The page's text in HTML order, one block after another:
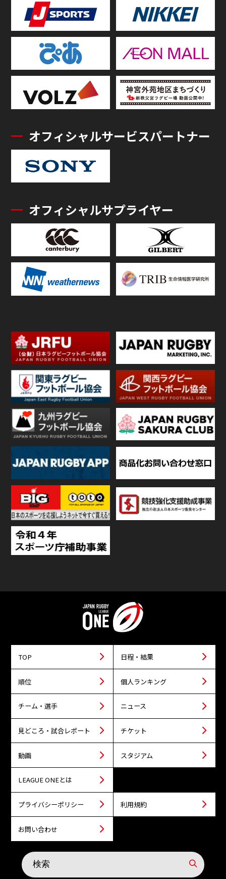
オフィシャルサービスパートナー
オフィシャルサプライヤー
TOP 日程・結果
順位 個人ランキング
チーム・選手 ニュース
見どころ・試合レポート チケット
動画 スタジアム
LEAGUE ONEとは
プライバシーポリシー 利用規約
お問い合わせ